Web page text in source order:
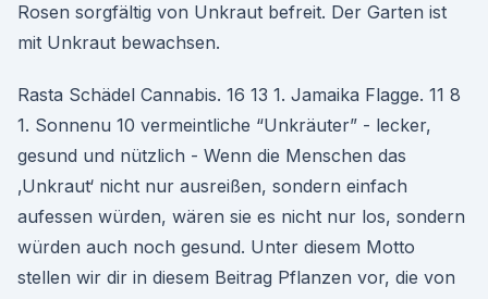
Rosen sorgfältig von Unkraut befreit. Der Garten ist
mit Unkraut bewachsen.
Rasta Schädel Cannabis. 16 13 1. Jamaika Flagge. 11 8
1. Sonnenu 10 vermeintliche “Unkräuter” - lecker,
gesund und nützlich - Wenn die Menschen das
‚Unkraut‘ nicht nur ausreißen, sondern einfach
aufessen würden, wären sie es nicht nur los, sondern
würden auch noch gesund. Unter diesem Motto
stellen wir dir in diesem Beitrag Pflanzen vor, die von